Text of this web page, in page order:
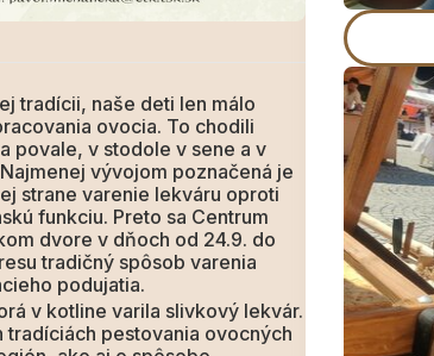
tradícii, naše deti len málo
ovocia. To chodili
povale, v stodole v sene a v
vývojom poznačená je
strane varenie lekváru oproti
funkciu. Preto sa Centrum
dvore v dňoch od 24.9. do
tradičný spôsob varenia
podujatia.
v kotline varila slivkový lekvár.
pestovania ovocných